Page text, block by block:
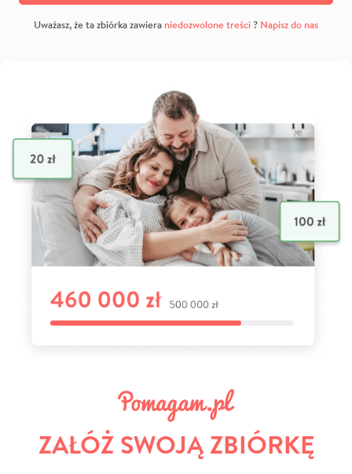
Uważasz, że ta zbiórka zawiera niedozwolone treści? Napisz do nas
ZAŁÓŻ SWOJĄ ZBIÓRKĘ